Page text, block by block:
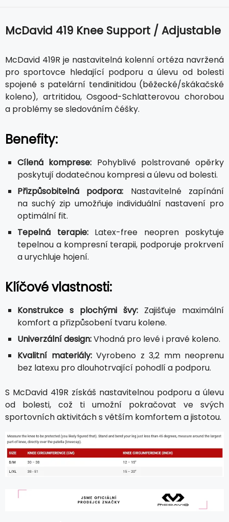
McDavid 419 Knee Support / Adjustable
McDavid 419R je nastavitelná kolenní ortéza navržená
pro sportovce hledající podporu a úlevu od bolesti
spojené s patelární tendinitidou (běžecké/skákačské
koleno), artritidou, Osgood-Schlatterovou chorobou
a problémy se sledováním čéšky.
Benefity:
Cílená komprese: Pohyblivé polstrované opěrky
poskytují dodatečnou kompresi a úlevu od bolesti.
Přizpůsobitelná podpora: Nastavitelné zapínání
na suchý zip umožňuje individuální nastavení pro
optimální fit.
Tepelná terapie:Latex-free neopren poskytuje
tepelnou a kompresní terapii, podporuje prokrvení
a urychluje hojení.
Klíčové vlastnosti:
Konstrukce s plochými švy: Zajišťuje maximální
komfort a přizpůsobení tvaru kolene.
Univerzální design:Vhodná pro levé i pravé koleno.
Kvalitní materiály:Vyrobeno z 3,2 mm neoprenu
bez latexu pro dlouhotrvající pohodlí a podporu.
S McDavid 419R získáš nastavitelnou podporu a úlevu
od bolesti, což ti umožní pokračovat ve svých
sportovních aktivitách s větším komfortem a jistotou.